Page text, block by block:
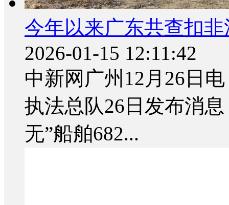
今年以来广东共查扣
2026-01-15 12:11:42
中新网广州12月26日
执法总队26日发布消
无”船舶682...